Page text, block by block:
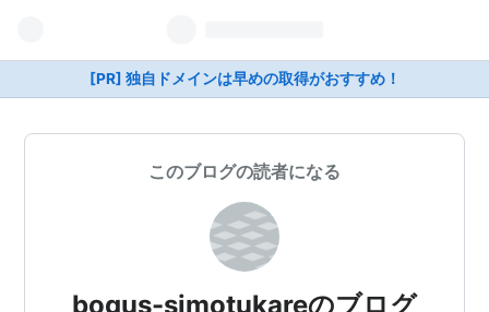
[PR] 独自ドメインは早めの取得がおすすめ！
このブログの読者になる
bogus-simotukareのブログ